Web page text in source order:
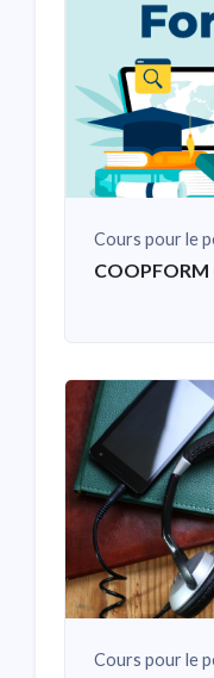
Cours pour le
Cours pour le